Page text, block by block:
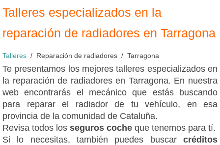
Talleres especializados en la
reparación de radiadores en Tarragona
Talleres Reparación de radiadores Tarragona
Te presentamos los mejores talleres especializados en
la reparación de radiadores en Tarragona. En nuestra
web encontrarás el mecánico que estás buscando
para reparar el radiador de tu vehículo, en esa
provincia de la comunidad de Cataluña.
Revisa todos los seguros coche que tenemos para tí.
Si lo necesitas, también puedes buscar créditos